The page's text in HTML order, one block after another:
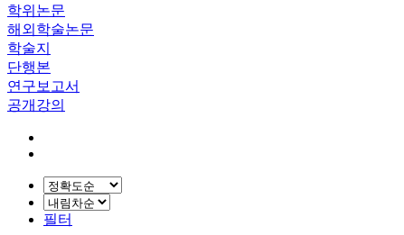
학위논문
해외학술논문
학술지
단행본
연구보고서
공개강의
필터